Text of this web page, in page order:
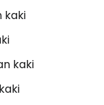
kaki
kaki